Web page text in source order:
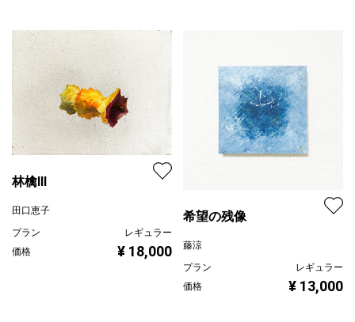
林檎Ⅲ
田口恵子
プラン
レギュラー
価格
¥ 18,000
希望の残像
藤涼
プラン
レギュラー
価格
¥ 13,000